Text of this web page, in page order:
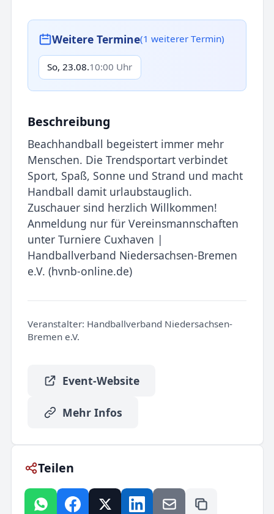
Weitere Termine(1 weiterer Termin)
So, 23.08.10:00 Uhr
Beschreibung
Beachhandball begeistert immer mehr
Menschen. Die Trendsportart verbindet
Sport, Spaß, Sonne und Strand und macht
Handball damit urlaubstauglich.
Zuschauer sind herzlich Willkommen!
Anmeldung nur für Vereinsmannschaften
unter Turniere Cuxhaven |
Handballverband Niedersachsen-Bremen
e.V. (hvnb-online.de)
Veranstalter: Handballverband Niedersachsen-
Bremen e.V.
Event-Website
Mehr Infos
Teilen